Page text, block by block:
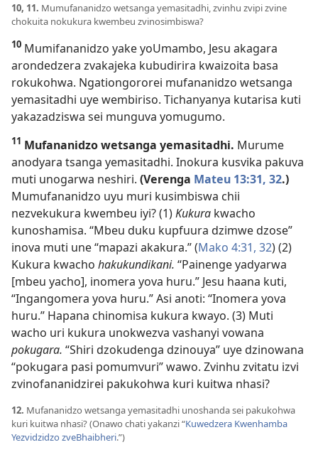
10, 11. Mumufananidzo wetsanga yemasitadhi, zvinhu zvipi zvine
chokuita nokukura kwembeu zvinosimbiswa?
10 Mumifananidzo yake yoUmambo, Jesu akagara
arondedzera zvakajeka kubudirira kwaizoita basa
rokukohwa. Ngationgororei mufananidzo wetsanga
yemasitadhi uye wembiriso. Tichanyanya kutarisa kuti
yakazadziswa sei munguva yomugumo.
11 Mufananidzo wetsanga yemasitadhi. Murume
anodyara tsanga yemasitadhi. Inokura kusvika pakuva
muti unogarwa neshiri. (Verenga Mateu 13:31, 32.)
Mumufananidzo uyu muri kusimbiswa chii
nezvekukura kwembeu iyi? (1)Kukura kwacho
kunoshamisa. “Mbeu duku kupfuura dzimwe dzose”
inova muti une “mapazi akakura.” (Mako 4:31, 32) (2)
Kukura kwacho hakukundikani. “Painenge yadyarwa
[mbeu yacho], inomera yova huru.” Jesu haana kuti,
“Ingangomera yova huru.” Asi anoti: “Inomera yova
huru.” Hapana chinomisa kukura kwayo. (3) Muti
wacho uri kukura unokwezva vashanyi vowana
pokugara. “Shiri dzokudenga dzinouya” uye dzinowana
“pokugara pasi pomumvuri” wawo. Zvinhu zvitatu izvi
zvinofananidzirei pakukohwa kuri kuitwa nhasi?
12. Mufananidzo wetsanga yemasitadhi unoshanda sei pakukohwa
kuri kuitwa nhasi? (Onawo chati yakanzi “Kuwedzera Kwenhamba
Yezvidzidzo zveBhaibheri.”)